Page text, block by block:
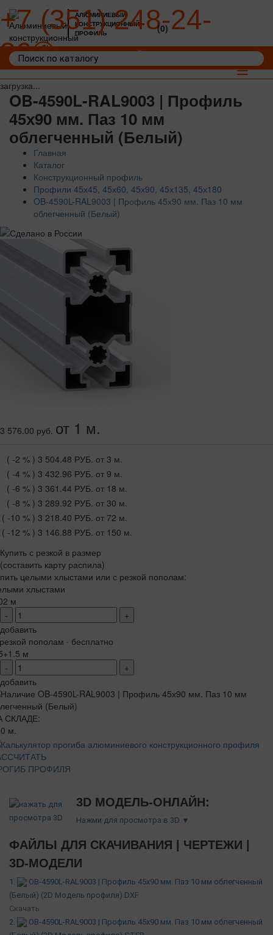
загрузка...
АЛЮМИНИЕВЫЙ
КОНСТРУКЦИОННЫЙ
ПРОФИЛЬ
+7 (351) 248-24-
36
(0)
Toggle
OB-4590L-RAL9003 | Профиль
45х90 мм. Паз 10 мм
облегченный (Белый)
Главная
Каталог
Конструкционный профиль
Профили 45х45, 45х60, 45х90, 45х135, 45х180
OB-4590L-RAL9003 | Профиль 45х90 мм. Паз 10 мм
облегченный (Белый)
3 576.00 руб. от 1 м.
( -2 % ) 3 504.48 РУБ. от 3 м.
( -4 % ) 3 432.96 РУБ. от 9 м.
( -6 % ) 3 361.44 РУБ. от 18 м.
( -8 % ) 3 289.92 РУБ. от 30 м.
( -10 % ) 3 218.40 РУБ. от 72 м.
( -12 % ) 3 146.88 РУБ. от 150 м.
Купить с резкой в размер
(составить карту распила)
целыми хлыстами или с резкой пополам:
хлыстами
м
-
+
добавить
пополам · бесплатно
м
-
+
добавить
СКЛАДЕ:
м.
ПРОФИЛЯ
3D МОДЕЛЬ-ОНЛАЙН:
Нажми для просмотра в 3D ▼
ФАЙЛЫ ДЛЯ СКАЧИВАНИЯ | ЧЕРТЕЖИ |
3D-МОДЕЛИ
1.
OB-4590L-RAL9003 | Профиль 45х90 мм. Паз 10 мм облегченный
(Белый) (2D Модель профиля).DXF
Скачать
2.
OB-4590L-RAL9003 | Профиль 45х90 мм. Паз 10 мм облегченный